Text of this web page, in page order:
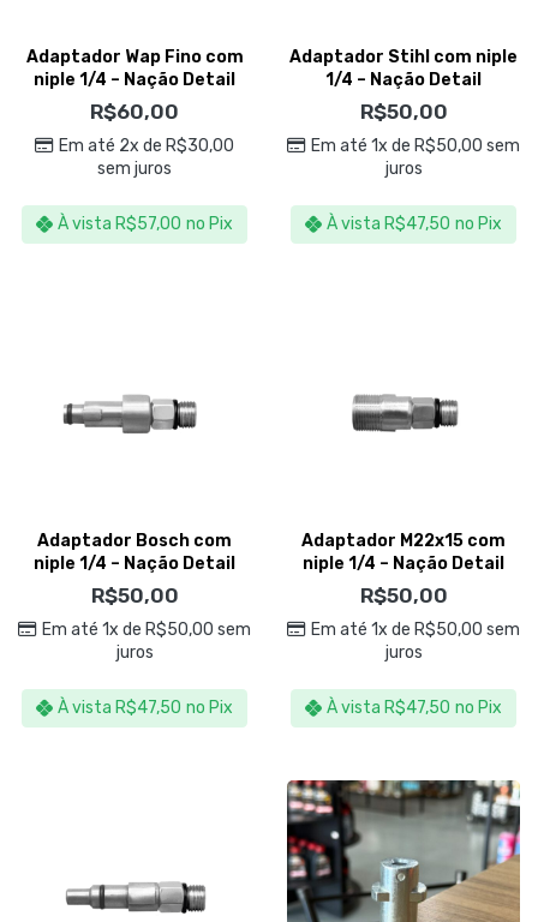
Adaptador Wap Fino com
niple 1/4 – Nação Detail
R$60,00
Em até 2x de R$30,00
sem juros
À vista R$57,00 no Pix
Adaptador Stihl com niple
1/4 – Nação Detail
R$50,00
Em até 1x de R$50,00 sem
juros
À vista R$47,50 no Pix
Adaptador Bosch com
niple 1/4 – Nação Detail
R$50,00
Em até 1x de R$50,00 sem
juros
À vista R$47,50 no Pix
Adaptador M22x15 com
niple 1/4 – Nação Detail
R$50,00
Em até 1x de R$50,00 sem
juros
À vista R$47,50 no Pix